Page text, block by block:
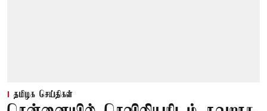
தமிழக செய்திகள்